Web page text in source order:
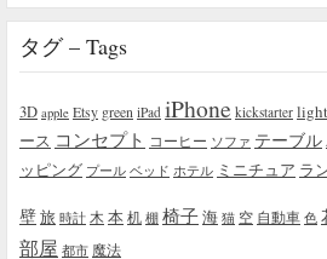
タグ – Tags
3D apple Etsy green iPad iPhone kickstarter light
ース コンセプト コーヒー ソファ テーブル
ッピング プール ベッド ホテル ミニチュア ラ
壁旅 時計 木 本机 棚 椅子海 猫 空 自動車 色
部屋 都市 魔法